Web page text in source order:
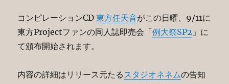
コンピレーションCD東方任天音がこの日曜、9/11に
東方Projectファンの同人誌即売会「例大祭SP2 」に
て頒布開始されます。
内容の詳細はリリース元たるスタジオネネムの告知